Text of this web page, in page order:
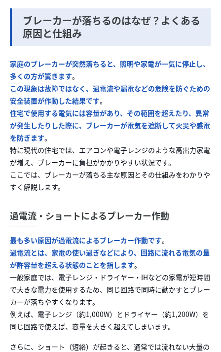
ブレーカーが落ちるのはなぜ？よくある
原因と仕組み
家庭のブレーカーが突然落ちると、照明や家電が一気に停止し、
多くの方が驚きます。
この現象は故障ではなく、過電流や漏電などの危険を防ぐための
安全装置が作動した結果です。
住宅で使用する電気には容量があり、その範囲を超えたり、異常
が発生したりした際に、ブレーカーが電気を遮断して火災や感電
を防ぎます。
特に現代の住宅では、エアコンや電子レンジのような高出力家電
が増え、ブレーカーに負担がかかりやすい状況です。
ここでは、ブレーカーが落ちる主な原因とその仕組みをわかりや
すく解説します。
過電流・ショートによるブレーカー作動
最も多い原因が過電流によるブレーカー作動です。
過電流とは、家電の使い過ぎなどにより、回路に流れる電気の量
が許容量を超える状態のことを指します。
一般家庭では、電子レンジ・ドライヤー・IHなどの家電が短時間
で大きな電力を使用するため、同じ回路で同時に動かすとブレー
カーが落ちやすくなります。
例えば、電子レンジ（約1,000W）とドライヤー（約1,200W）を
同じ回路で使えば、容量を大きく超えてしまいます。
さらに、ショート（短絡）が起きると、通常では流れない大量の